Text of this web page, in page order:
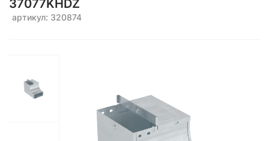
37077KHDZ
артикул: 320874